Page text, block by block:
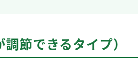
節できるタイプ）